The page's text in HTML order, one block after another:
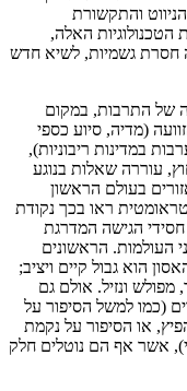
והתקשורת
האלה,
חסרת גשמיות, לשיא חדש
של התרבות, במקום
(מדיה, סיוע כספי
במדינות ריבוניות),
עוררה שאלות בנוגע
בעולם הראשון
ראו בכך נקודת
הגישה המדרגת
העולמות. הראשונים
הוא גבול קיים ויציב;
ונזיל. אולם גם
(כמו למשל הסיפור על
או הסיפור על נקמת
אשר אף הם נוטלים חלק